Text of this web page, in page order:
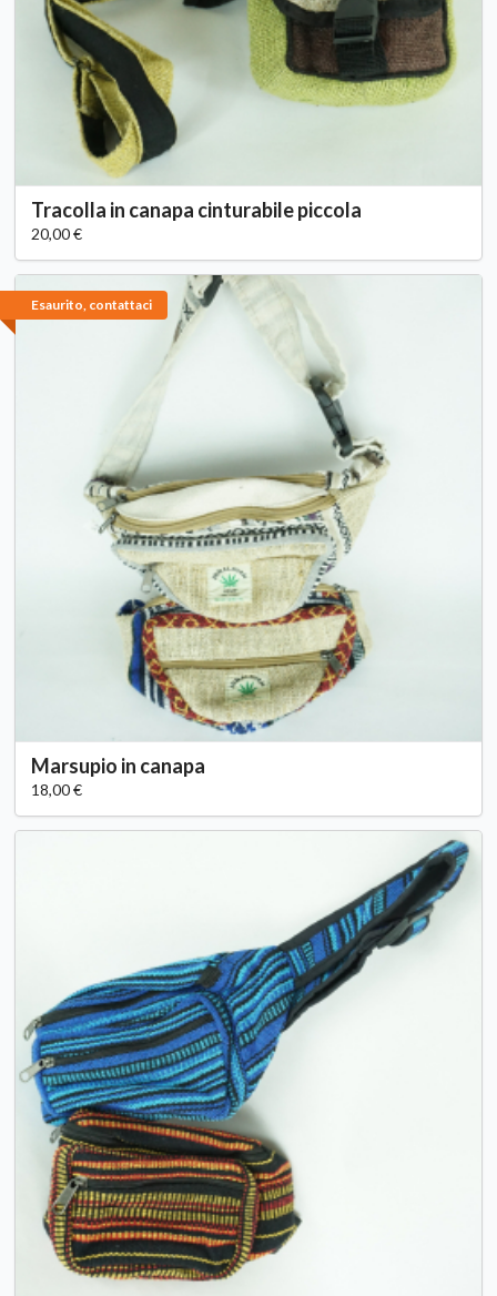
Tracolla in canapa cinturabile piccola
20,00 €
Esaurito, contattaci
Marsupio in canapa
18,00 €